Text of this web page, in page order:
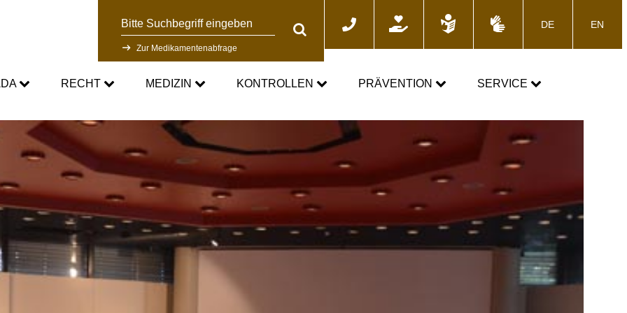
Suche
Suche
Zur Medikamentenabfrage
DE EN
RECHT
Doping-Gesetz
MEDIZIN
Aktuelle medizinische Hinweise
Asthmamedikamente im Sport
Kortison im Sport
Testosteron im Sport
KONTROLLEN
Kontrollsystem
Forschung
Kontrollablauf
Dopinganalytik
PRÄVENTION
GEMEINSAM GEGEN DOPING
Fortbildungsangebote
SERVICE
News
Presse